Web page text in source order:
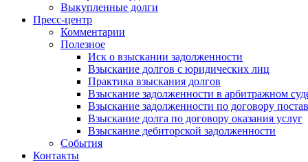
Выкупленные долги
Пресс-центр
Комментарии
Полезное
Иск о взыскании задолженности
Взыскание долгов с юридических лиц
Практика взыскания долгов
Взыскание задолженности в арбитражном
Взыскание задолженности по договору
Взыскание долга по договору оказания услуг
Взыскание дебиторской задолженности
События
Контакты